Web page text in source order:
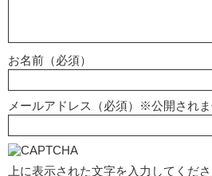
お名前（必須）
メールアドレス（必須）※公開され
上に表示された文字を入力してくださ